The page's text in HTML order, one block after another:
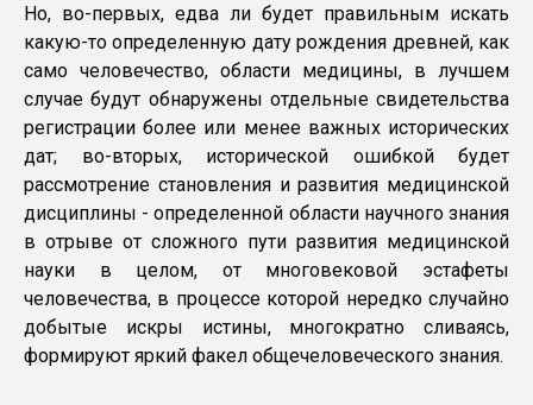
Но, во-первых, едва ли будет правильным искать
какую-то определенную дату рождения древней, как
само человечество, области медицины, в лучшем
случае будут обнаружены отдельные свидетельства
регистрации более или менее важных исторических
дат; во-вторых, исторической ошибкой будет
рассмотрение становления и развития медицинской
дисциплины - определенной области научного знания
в отрыве от сложного пути развития медицинской
науки в целом, от многовековой эстафеты
человечества, в процессе которой нередко случайно
добытые искры истины, многократно сливаясь,
формируют яркий факел общечеловеческого знания.